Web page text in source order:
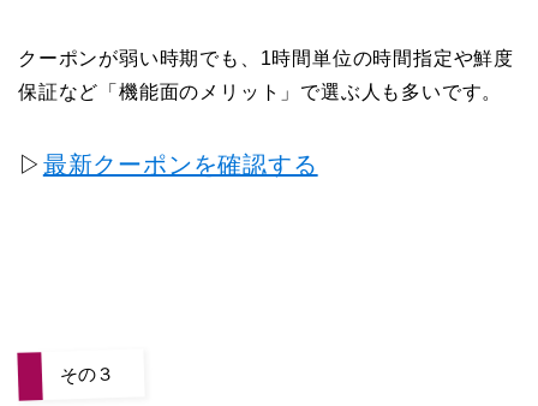
クーポンが弱い時期でも、1時間単位の時間指定や鮮度
保証など「機能面のメリット」で選ぶ人も多いです。
▷ 最新クーポンを確認する
その３